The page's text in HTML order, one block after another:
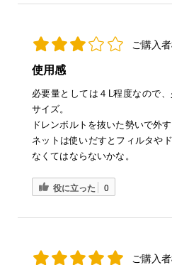
ご購入
使用感
必要量としては４L程度なので
サイズ。
ドレンボルトを抜いた勢いで外
ネットは使いだすとフィルタや
なくてはならないかな。
役に立った 0
ご購入